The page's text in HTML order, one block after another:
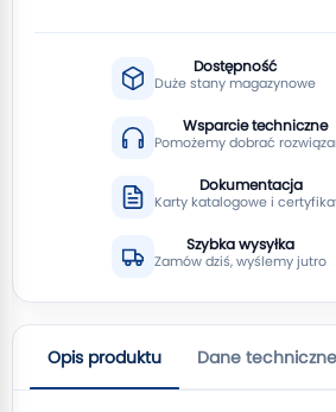
Dostępność
Duże stany magazynowe
Wsparcie techniczne
Pomożemy dobrać
Dokumentacja
Karty katalogowe i
Szybka wysyłka
Zamów dziś, wyślemy jutro
Opis produktu Dane techniczne